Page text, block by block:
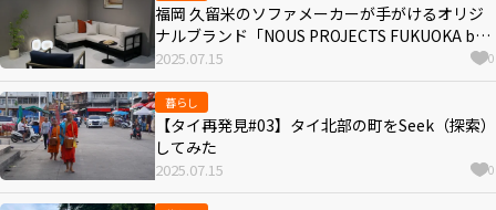
福岡 久留米のソファメーカーが手がけるオリジ
ナルブランド「NOUS PROJECTS FUKUOKA by
EUCAS SOFA」が博多リバレインモールにオープ
ン
2025.07.15 0
暮らし
【タイ再発見#03】タイ北部の町をSeek（探索）
してみた
2025.07.15 0